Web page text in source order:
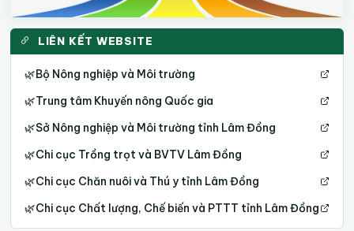
LIÊN KẾT WEBSITE
🌿Bộ Nông nghiệp và Môi trường
🌿Trung tâm Khuyến nông Quốc gia
🌿Sở Nông nghiệp và Môi trường tỉnh Lâm Đồng
🌿Chi cục Trồng trọt và BVTV Lâm Đồng
🌿Chi cục Chăn nuôi và Thú y tỉnh Lâm Đồng
🌿Chi cục Chất lượng, Chế biến và PTTT tỉnh Lâm Đồng